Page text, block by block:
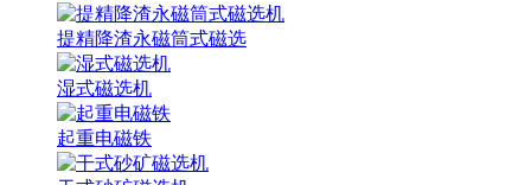
提精降渣永磁筒式磁选
湿式磁选机
起重电磁铁